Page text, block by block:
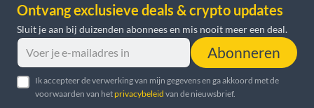
Ontvang exclusieve deals & crypto updates
Sluit je aan bij duizenden abonnees en mis nooit meer een deal.
Abonneren
Ik accepteer de verwerking van mijn gegevens en ga akkoord met de
voorwaarden van hetprivacybeleid van de nieuwsbrief.